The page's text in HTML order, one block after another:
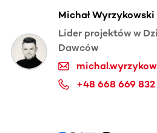
Michał Wyrzykowski
Lider projektów w
Dawców
+48 668 669 832